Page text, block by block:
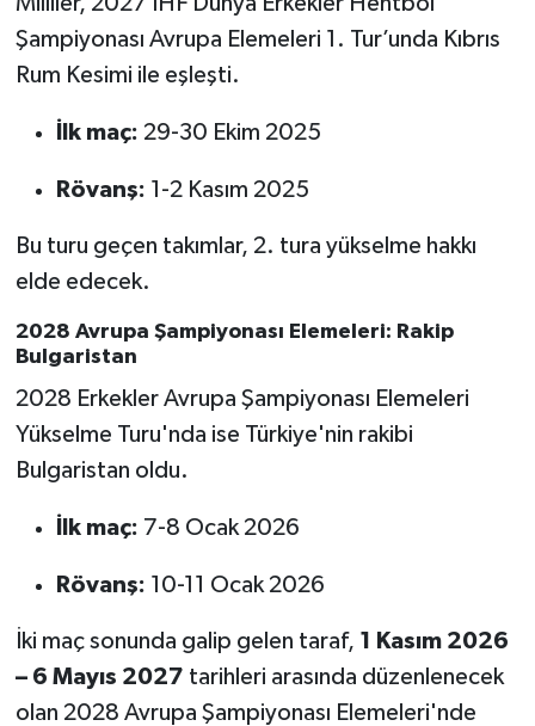
Şampiyonası Avrupa Elemeleri 1. Tur’unda Kıbrıs
Rum Kesimi ile eşleşti.
İlk maç: 29-30 Ekim 2025
Rövanş: 1-2 Kasım 2025
Bu turu geçen takımlar, 2. tura yükselme hakkı
elde edecek.
2028 Avrupa Şampiyonası Elemeleri: Rakip
Bulgaristan
2028 Erkekler Avrupa Şampiyonası Elemeleri
Yükselme Turu'nda ise Türkiye'nin rakibi
Bulgaristan oldu.
İlk maç: 7-8 Ocak 2026
Rövanş: 10-11 Ocak 2026
İki maç sonunda galip gelen taraf, 1 Kasım 2026
– 6 Mayıs 2027 tarihleri arasında düzenlenecek
olan 2028 Avrupa Şampiyonası Elemeleri'nde